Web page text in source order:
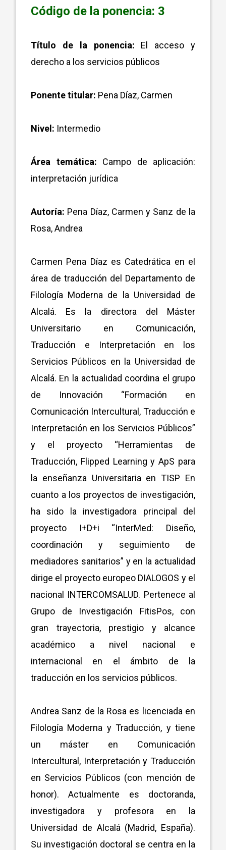
Código de la ponencia: 3
Título de la ponencia: El acceso y
derecho a los servicios públicos
Ponente titular: Pena Díaz, Carmen
Nivel: Intermedio
Área temática: Campo de aplicación:
interpretación jurídica
Autoría: Pena Díaz, Carmen y Sanz de la
Rosa, Andrea
Carmen Pena Díaz es Catedrática en el
área de traducción del Departamento de
Filología Moderna de la Universidad de
Alcalá. Es la directora del Máster
Universitario en Comunicación,
Traducción e Interpretación en los
Servicios Públicos en la Universidad de
Alcalá. En la actualidad coordina el grupo
de Innovación “Formación en
Comunicación Intercultural, Traducción e
Interpretación en los Servicios Públicos”
y el proyecto “Herramientas de
Traducción, Flipped Learning y ApS para
la enseñanza Universitaria en TISP En
cuanto a los proyectos de investigación,
ha sido la investigadora principal del
proyecto I+D+i “InterMed: Diseño,
coordinación y seguimiento de
mediadores sanitarios” y en la actualidad
dirige el proyecto europeo DIALOGOS y el
nacional INTERCOMSALUD. Pertenece al
Grupo de Investigación FitisPos, con
gran trayectoria, prestigio y alcance
académico a nivel nacional e
internacional en el ámbito de la
traducción en los servicios públicos.
Andrea Sanz de la Rosa es licenciada en
Filología Moderna y Traducción, y tiene
un máster en Comunicación
Intercultural, Interpretación y Traducción
en Servicios Públicos (con mención de
honor). Actualmente es doctoranda,
investigadora y profesora en la
Universidad de Alcalá (Madrid, España).
Su investigación doctoral se centra en la